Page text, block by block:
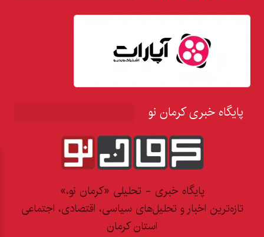
پایگاه خبری کرمان نو
پایگاه خبری - تحلیلی «کرمان نو،»
تازه‌ترین اخبار و تحلیل‌های سیاسی، اقتصادی، اجتماعی
استان کرمان